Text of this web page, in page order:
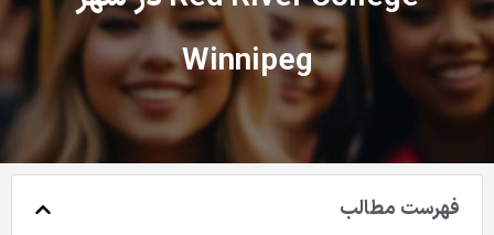
Winnipeg
فهرست مطالب